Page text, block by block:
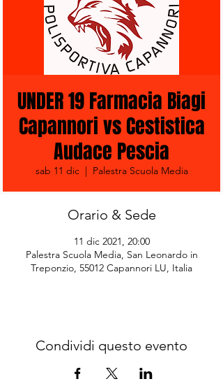
UNDER 19 Farmacia Biagi
Capannori vs Cestistica
Audace Pescia
sab 11 dic
  |
Palestra Scuola Media
Orario & Sede
11 dic 2021, 20:00
Palestra Scuola Media, San Leonardo in
Treponzio, 55012 Capannori LU, Italia
Condividi questo evento